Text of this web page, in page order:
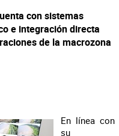
con sistemas
e integración directa
de la macrozona
En línea con
su